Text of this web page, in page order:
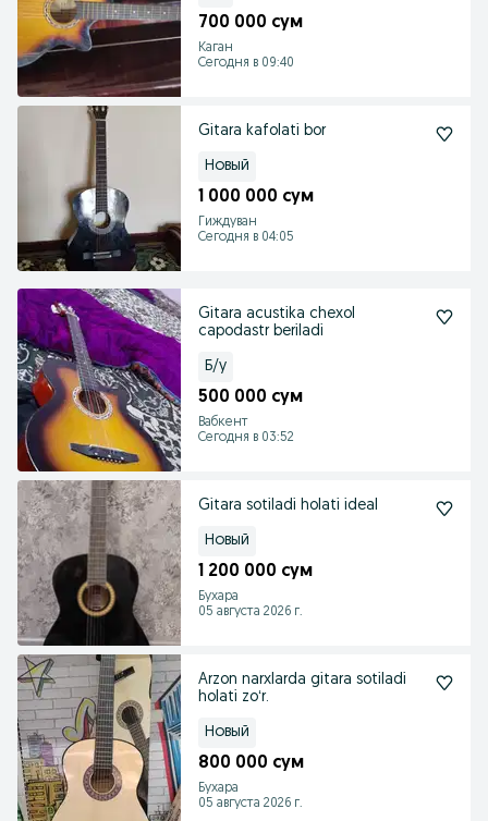
700 000 сум
Каган
Сегодня в 09:40
Gitara kafolati bor
Новый
1 000 000 сум
Гиждуван
Сегодня в 04:05
Gitara acustika chexol
capodastr beriladi
Б/у
500 000 сум
Вабкент
Сегодня в 03:52
Gitara sotiladi holati ideal
Новый
1 200 000 сум
Бухара
05 августа 2026 г.
Arzon narxlarda gitara sotiladi
holati zoʻr.
Новый
800 000 сум
Бухара
05 августа 2026 г.